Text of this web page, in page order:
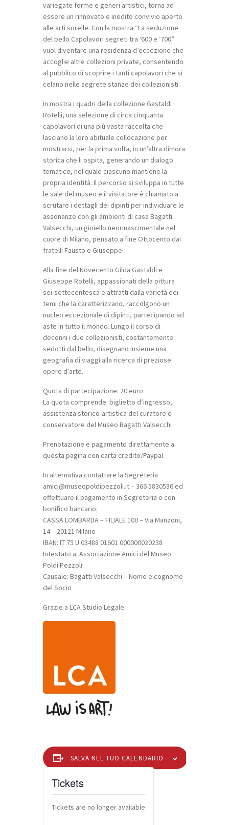
variegate forme e generi artistici, torna ad
essere un rinnovato e inedito convivio aperto
alle arti sorelle. Con la mostra “La seduzione
del bello Capolavori segreti tra ‘600 e ‘700”
vuol diventare una residenza d’eccezione che
accoglie altre collezioni private, consentendo
al pubblico di scoprire i tanti capolavori che si
celano nelle segrete stanze dei collezionisti.
In mostra i quadri della collezione Gastaldi
Rotelli, una selezione di circa cinquanta
capolavori di una più vasta raccolta che
lasciano la loro abituale collocazione per
mostrarsi, per la prima volta, in un’altra dimora
storica che li ospita, generando un dialogo
tematico, nel quale ciascuno mantiene la
propria identità. Il percorso si sviluppa in tutte
le sale del museo e il visitatore è chiamato a
scrutare i dettagli dei dipinti per individuare le
assonanze con gli ambienti di casa Bagatti
Valsecchi, un gioiello neorinascimentale nel
cuore di Milano, pensato a fine Ottocento dai
fratelli Fausto e Giuseppe.
Alla fine del Novecento Gilda Gastaldi e
Giuseppe Rotelli, appassionati della pittura
sei-settecentesca e attratti dalla varietà dei
temi che la caratterizzano, raccolgono un
nucleo eccezionale di dipinti, partecipando ad
aste in tutto il mondo. Lungo il corso di
decenni i due collezionisti, costantemente
sedotti dal bello, disegnano insieme una
geografia di viaggi alla ricerca di preziose
opere d’arte.
Quota di partecipazione: 20 euro
La quota comprende: biglietto d’ingresso,
assistenza storico-artistica del curatore e
conservatore del Museo Bagatti Valsecchi
Prenotazione e pagamento direttamente a
questa pagina con carta credito/Paypal
In alternativa contattare la Segreteria
amici@museopoldipezzoli.it – 366 5830536 ed
effettuare il pagamento in Segreteria o con
bonifico bancario:
CASSA LOMBARDA – FILIALE 100 – Via Manzoni,
14 – 20121 Milano
IBAN: IT 75 U 03488 01601 000000020238
Intestato a: Associazione Amici del Museo
Poldi Pezzoli
Causale: Bagatti Valsecchi – Nome e cognome
del Socio
Grazie a LCA Studio Legale
SALVA NEL TUO CALENDARIO
Tickets
Tickets are no longer available